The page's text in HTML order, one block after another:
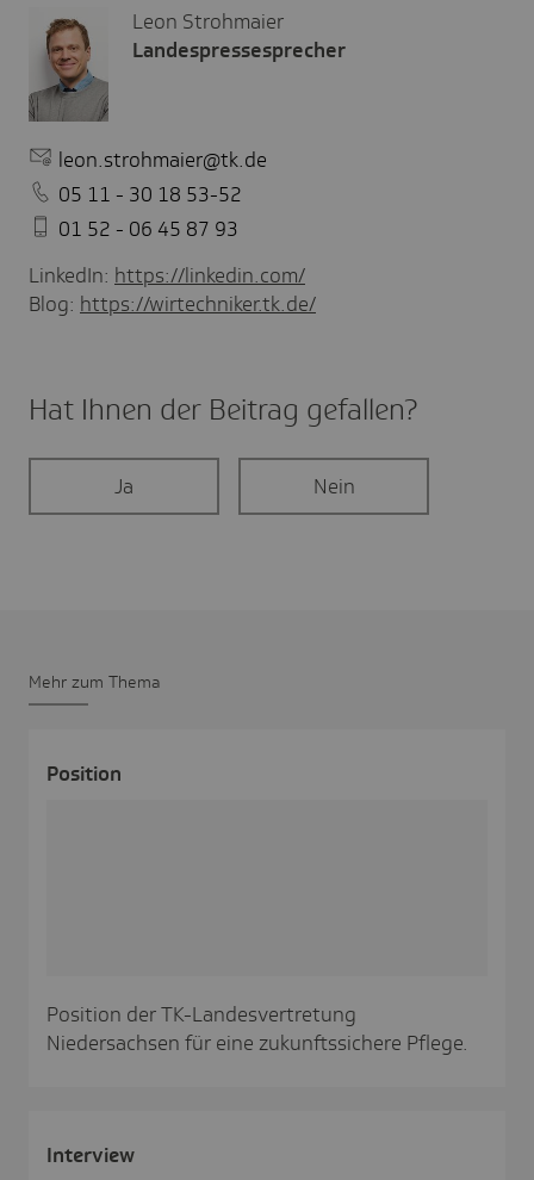
Leon Strohmaier
Landespressesprecher
leon.strohmaier@tk.de
05 11 - 30 18 53-52
01 52 - 06 45 87 93
LinkedIn: https://linkedin.com/
Blog: https://wirtechniker.tk.de/
Hat Ihnen der Beitrag gefal­len?
Ja Nein
Mehr zum Thema
Posi­tion
Position der TK-Landesvertretung
Niedersachsen für eine zukunftssichere Pflege.
Inter­view